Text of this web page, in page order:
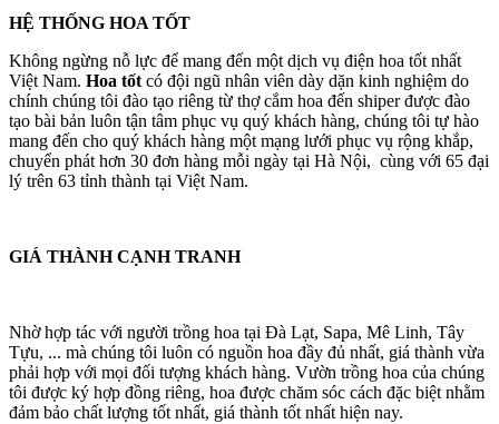
HỆ THỐNG HOA TỐT
Không ngừng nỗ lực để mang đến một dịch vụ điện hoa tốt nhất
Việt Nam. Hoa tốt có đội ngũ nhân viên dày dặn kinh nghiệm do
chính chúng tôi đào tạo riêng từ thợ cắm hoa đến shiper được đào
tạo bài bản luôn tận tâm phục vụ quý khách hàng, chúng tôi tự hào
mang đến cho quý khách hàng một mạng lưới phục vụ rộng khắp,
chuyển phát hơn 30 đơn hàng mỗi ngày tại Hà Nội, cùng với 65 đại
lý trên 63 tỉnh thành tại Việt Nam.
GIÁ THÀNH CẠNH TRANH
Nhờ hợp tác với người trồng hoa tại Đà Lạt, Sapa, Mê Linh, Tây
Tựu, ... mà chúng tôi luôn có nguồn hoa đầy đủ nhất, giá thành vừa
phải hợp với mọi đối tượng khách hàng. Vườn trồng hoa của chúng
tôi được ký hợp đồng riêng, hoa được chăm sóc cách đặc biệt nhằm
đảm bảo chất lượng tốt nhất, giá thành tốt nhất hiện nay.